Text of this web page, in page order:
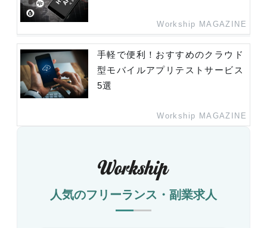
Workship MAGAZINE
手軽で便利！おすすめのクラウド
型モバイルアプリテストサービス
5選
Workship MAGAZINE
人気のフリーランス・副業求人